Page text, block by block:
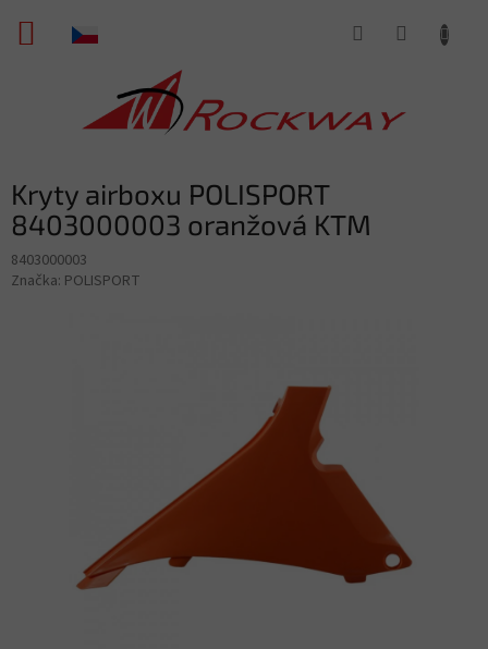
obsah
NÁKUPNÍ
Kryty airboxu POLISPORT
8403000003 oranžová KTM
8403000003
Značka: POLISPORT